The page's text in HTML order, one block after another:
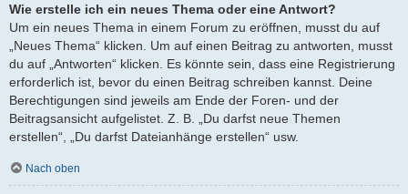
Wie erstelle ich ein neues Thema oder eine Antwort?
Um ein neues Thema in einem Forum zu eröffnen, musst du auf
„Neues Thema“ klicken. Um auf einen Beitrag zu antworten, musst
du auf „Antworten“ klicken. Es könnte sein, dass eine Registrierung
erforderlich ist, bevor du einen Beitrag schreiben kannst. Deine
Berechtigungen sind jeweils am Ende der Foren- und der
Beitragsansicht aufgelistet. Z. B. „Du darfst neue Themen
erstellen“, „Du darfst Dateianhänge erstellen“ usw.
Nach oben